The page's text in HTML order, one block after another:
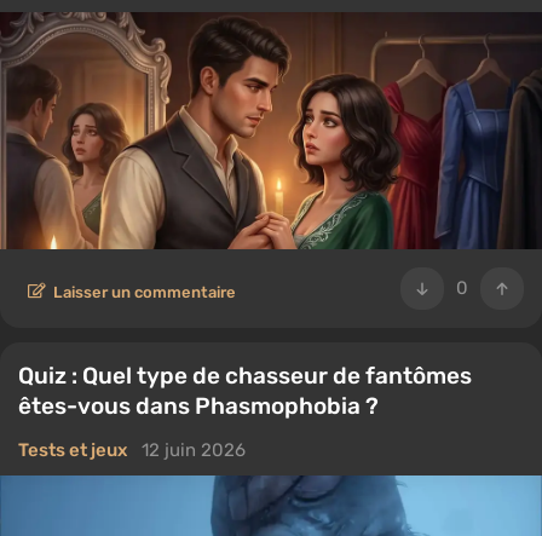
0
Laisser un commentaire
Quiz : Quel type de chasseur de fantômes
êtes-vous dans Phasmophobia ?
Tests et jeux 12 juin 2026